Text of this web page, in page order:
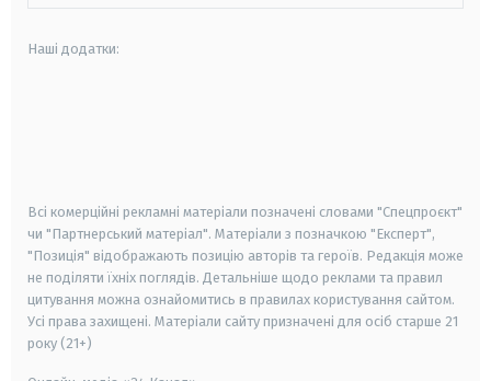
Наші додатки:
Всі комерційні рекламні матеріали позначені словами "Спецпроєкт"
чи "Партнерський матеріал". Матеріали з позначкою "Експерт",
"Позиція" відображають позицію авторів та героїв. Редакція може
не поділяти їхніх поглядів. Детальніше щодо реклами та правил
цитування можна ознайомитись в правилах користування сайтом.
Усі права захищені. Матеріали сайту призначені для осіб старше 21
року (21+)